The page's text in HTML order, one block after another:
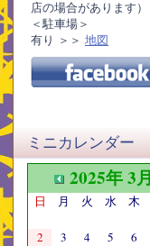
店の場合があります）
＜駐車場＞
有り ＞＞ 地図
ミニカレンダー
2025年 3月
日 月 火 水 木
2
3 4 5 6